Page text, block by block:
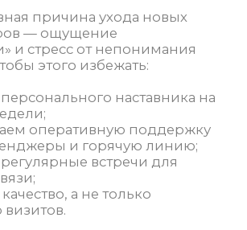
Сервис
Компания
Контактная информация
Вакансии
Новости